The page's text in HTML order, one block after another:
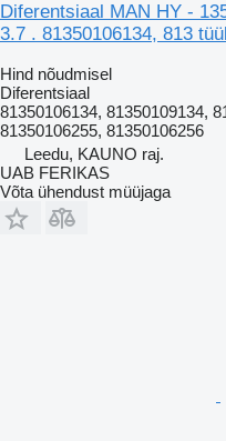
Diferentsiaal MAN HY -
3.7 . 81350106134, 813
Hind nõudmisel
Diferentsiaal
81350106134, 81350109134,
81350106255, 81350106256
Leedu, KAUNO raj.
UAB FERIKAS
Võta ühendust müüjaga